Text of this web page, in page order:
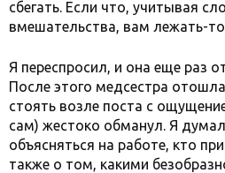
сбегать. Если что, учитывая
вмешательства, вам лежать-то
Я переспросил, и она еще раз
После этого медсестра
стоять возле поста с
сам) жестоко обманул. Я
объясняться на работе, кто
также о том, какими